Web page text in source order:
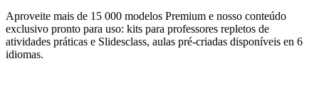
Aproveite mais de 15 000 modelos Premium e nosso conteúdo
exclusivo pronto para uso: kits para professores repletos de
atividades práticas e Slidesclass, aulas pré-criadas disponíveis en 6
idiomas.